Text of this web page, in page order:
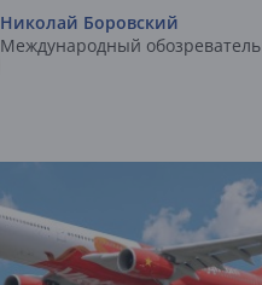
Николай Боровский
Международный обозреватель